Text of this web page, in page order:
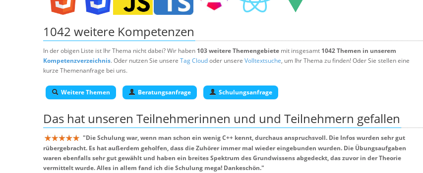
1042 weitere Kompetenzen
In der obigen Liste ist Ihr Thema nicht dabei? Wir haben 103 weitere Themengebiete mit insgesamt 1042 Themen in unserem
Kompetenzverzeichnis. Oder nutzen Sie unsere Tag Cloudoder unsere Volltextsuche, um Ihr Thema zu finden! Oder Sie stellen eine
kurze Themenanfrage bei uns.
Weitere Themen Beratungsanfrage Schulungsanfrage
Das hat unseren Teilnehmerinnen und und Teilnehmern gefallen
"Die Schulung war, wenn man schon ein wenig C++ kennt, durchaus anspruchsvoll. Die Infos wurden sehr gut
rübergebracht. Es hat außerdem geholfen, dass die Zuhörer immer mal wieder eingebunden wurden. Die Übungsaufgaben
waren ebenfalls sehr gut gewählt und haben ein breites Spektrum des Grundwissens abgedeckt, das zuvor in der Theorie
vermittelt wurde. Alles in allem fand ich die Schulung mega! Dankeschön."